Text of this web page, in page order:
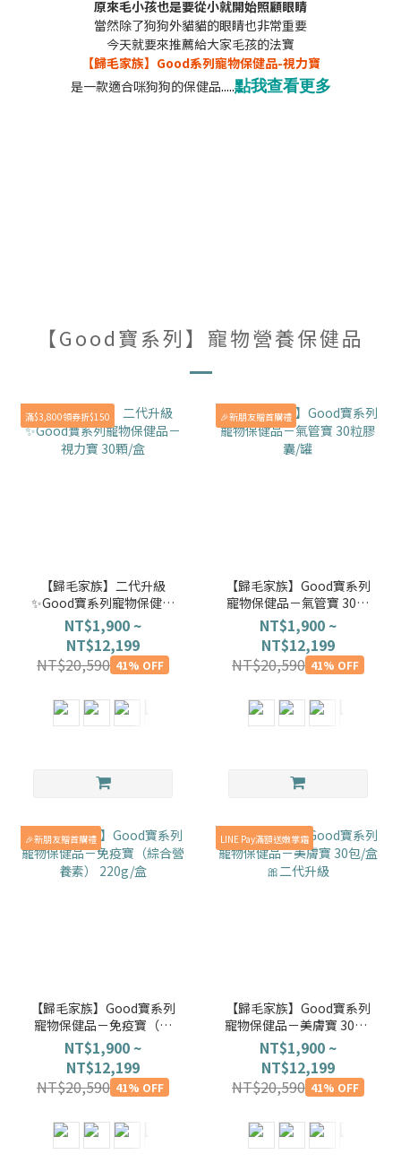
原來毛小孩也是要從小就開始照顧眼睛
當然除了狗狗外貓貓的眼睛也非常重要
今天就要來推薦給大家毛孩的法寶
【歸毛家族】Good系列寵物保健品-視力寶
是一款適合咪狗狗的保健品.....點我查看更多
【Good寶系列】寵物營養保健品
滿$3,800領券折$150
【歸毛家族】二代升級
✨Good寶系列寵物保健品
－視力寶 30顆/盒
NT$1,900 ~
NT$12,199
NT$20,590 41% OFF
🎉新朋友贈首購禮
【歸毛家族】Good寶系列
寵物保健品－氣管寶 30粒
膠囊/罐
NT$1,900 ~
NT$12,199
NT$20,590 41% OFF
🎉新朋友贈首購禮
【歸毛家族】Good寶系列
寵物保健品－免疫寶（綜
合營養素） 220g/盒
NT$1,900 ~
NT$12,199
NT$20,590 41% OFF
LINE Pay滿額送嫩掌霜
【歸毛家族】Good寶系列
寵物保健品－美膚寶 30包/
盒🎀二代升級
NT$1,900 ~
NT$12,199
NT$20,590 41% OFF